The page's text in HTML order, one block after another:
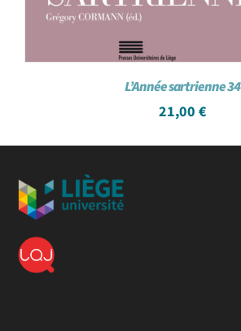
L’Année sartrienne 34
21,00 €